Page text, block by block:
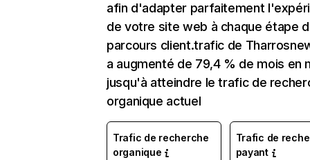
afin d'adapter parfaitement
de votre site web à chaque étape
parcours client.trafic de
a augmenté de 79,4 % de mois en
jusqu'à atteindre le trafic de
organique actuel
Trafic de recherche
organique
Trafic de
payant